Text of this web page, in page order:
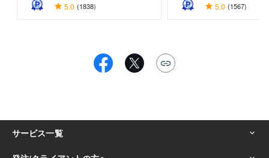
5.0 (1838) 5.0 (1567)